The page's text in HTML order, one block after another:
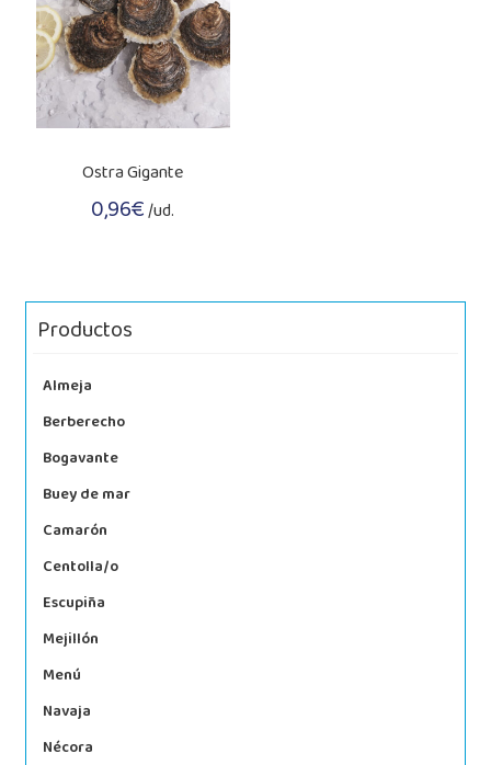
Ostra Gigante
0,96€/ud.
Productos
Almeja
Berberecho
Bogavante
Buey de mar
Camarón
Centolla/o
Escupiña
Mejillón
Menú
Navaja
Nécora